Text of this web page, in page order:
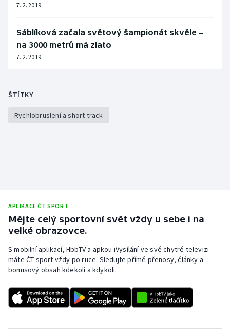
7. 2. 2019
Sáblíková začala světový šampionát skvěle –
na 3000 metrů má zlato
7. 2. 2019
ŠTÍTKY
Rychlobruslení a short track
APLIKACE ČT SPORT
Mějte celý sportovní svět vždy u sebe i na
velké obrazovce.
S mobilní aplikací, HbbTV a apkou iVysílání ve své chytré televizi
máte ČT sport vždy po ruce. Sledujte přímé přenosy, články a
bonusový obsah kdekoli a kdykoli.